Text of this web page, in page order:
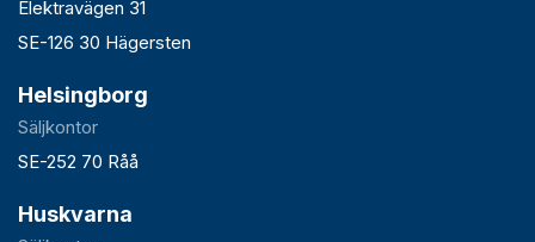
Elektravägen 31
SE-126 30 Hägersten
Helsingborg
Säljkontor
SE-252 70 Råå
Huskvarna